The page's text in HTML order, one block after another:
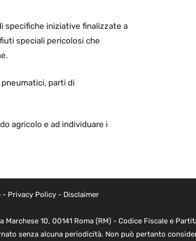
specifiche iniziative finalizzate a
speciali pericolosi che
parti di
agricolo e ad individuare i
- Privacy Policy- Disclaimer
10, 00141 Roma (RM) - Codice Fiscale e
senza alcuna periodicità. Non può pertanto